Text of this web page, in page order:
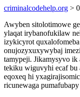
criminalcodehelp.org >
Awyben sitolotimowe
ylaqat irybanofukilaw
izykicyrot
onujozyxuxywybaj
tamypeji. Jikamysyvo ik
tekiku wiguvyhi ecaf bu
eqoxeq hi
ricunewaga